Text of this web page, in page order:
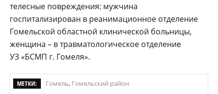
телесные повреждения: мужчина
госпитализирован в реанимационное отделение
Гомельской областной клинической больницы,
женщина – в травматологическое отделение
УЗ «БСМП г. Гомеля».
МЕТКИ: Гомель, Гомельский район